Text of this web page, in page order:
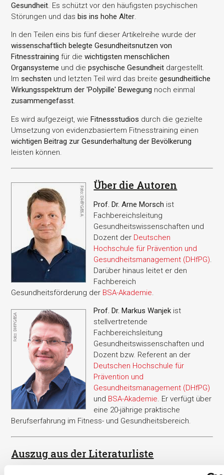
Gesundheit. Es schützt vor den häufigsten psychischen
Störungen und dasbis ins hohe Alter.
In den Teilen eins bis fünf dieser Artikelreihe wurde der
wissenschaftlich belegte Gesundheitsnutzen von
Fitnesstraining für diewichtigsten menschlichen
Organsysteme und diepsychische Gesundheit dargestellt.
Imsechsten und letzten Teil wird das breitegesundheitliche
Wirkungsspektrum der 'Polypille' Bewegung noch einmal
zusammengefasst.
Es wird aufgezeigt, wieFitnessstudios durch die gezielte
Umsetzung von evidenzbasiertem Fitnesstraining einen
wichtigen Beitrag zur Gesunderhaltung der Bevölkerung
leisten können.
Über die Autoren
Prof. Dr. Arne Morsch ist
Fachbereichsleitung
Gesundheitswissenschaften und
Dozent der Deutschen
Hochschule für Prävention und
Gesundheitsmanagement (DHfPG).
Darüber hinaus leitet er den
Fachbereich
Gesundheitsförderung der BSA-Akademie.
Prof. Dr. Markus Wanjek ist
stellvertretende
Fachbereichsleitung
Gesundheitswissenschaften und
Dozent bzw. Referent an der
Deutschen Hochschule für
Prävention und
Gesundheitsmanagement (DHfPG)
und BSA-Akademie. Er verfügt über
eine 20-jährige praktische
Berufserfahrung im Fitness- und Gesundheitsbereich.
Auszug aus der Literaturliste